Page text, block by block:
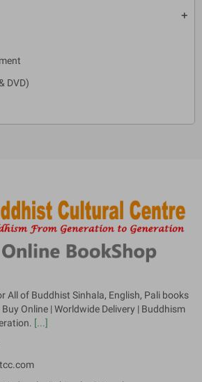
add
DVD)
All of Buddhist Sinhala, English, Pali books
Online | Worldwide Delivery | Buddhism
[...]